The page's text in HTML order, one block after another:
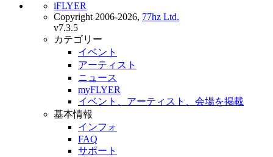
iFLYER
Copyright 2006-2026, 77hz Ltd.
v7.3.5
カテゴリー
イベント
アーティスト
ニュース
myFLYER
イベント、アーティスト、会場を掲載
基本情報
インフォ
FAQ
サポート